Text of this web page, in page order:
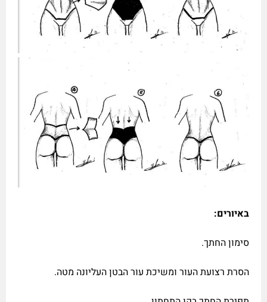
באיורים:
סימון החתך.
הסרת רצועת העור ומשיכת עור הבטן העליונה מטה.